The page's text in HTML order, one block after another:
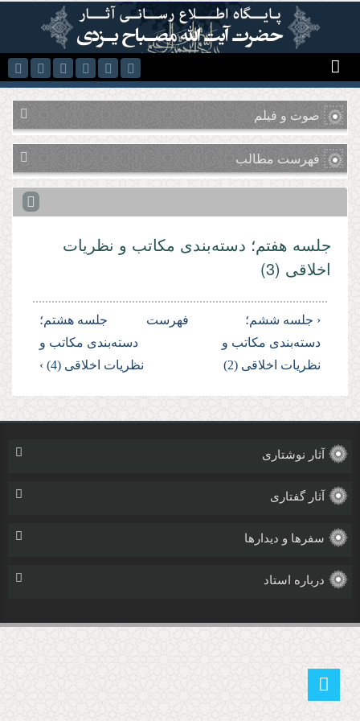
رفتن به محتوای اصلی
صوت و فیلم
فهرست مطالب
جلسه هفتم؛ ‌دسته‌بندی مكاتب و نظریات
اخلاقی (3)
‹ جلسه ششم؛
‌دسته‌بندی مكاتب و
نظریات اخلاقی (2)
فهرست
جلسه هشتم؛
دسته‌بندی مكاتب و
نظریات اخلاقی (4) ›
آثار نوشتاری
آثار گفتاری
سفرها و دیدارها
درباره استاد